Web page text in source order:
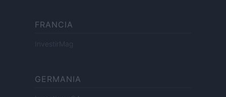
FRANCIA
InvestirMag
GERMANIA